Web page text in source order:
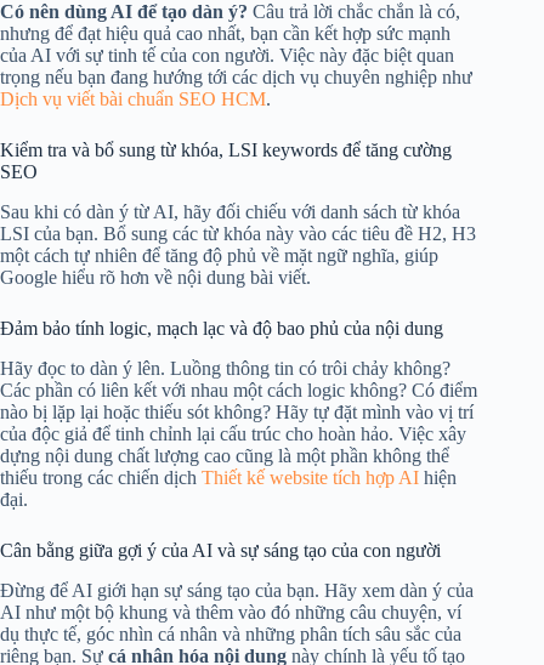
Có nên dùng AI để tạo dàn ý? Câu trả lời chắc chắn là có,
nhưng để đạt hiệu quả cao nhất, bạn cần kết hợp sức mạnh
của AI với sự tinh tế của con người. Việc này đặc biệt quan
trọng nếu bạn đang hướng tới các dịch vụ chuyên nghiệp như
Dịch vụ viết bài chuẩn SEO HCM.
Kiểm tra và bổ sung từ khóa, LSI keywords để tăng cường
SEO
Sau khi có dàn ý từ AI, hãy đối chiếu với danh sách từ khóa
LSI của bạn. Bổ sung các từ khóa này vào các tiêu đề H2, H3
một cách tự nhiên để tăng độ phủ về mặt ngữ nghĩa, giúp
Google hiểu rõ hơn về nội dung bài viết.
Đảm bảo tính logic, mạch lạc và độ bao phủ của nội dung
Hãy đọc to dàn ý lên. Luồng thông tin có trôi chảy không?
Các phần có liên kết với nhau một cách logic không? Có điểm
nào bị lặp lại hoặc thiếu sót không? Hãy tự đặt mình vào vị trí
của độc giả để tinh chỉnh lại cấu trúc cho hoàn hảo. Việc xây
dựng nội dung chất lượng cao cũng là một phần không thể
thiếu trong các chiến dịch Thiết kế website tích hợp AI hiện
đại.
Cân bằng giữa gợi ý của AI và sự sáng tạo của con người
Đừng để AI giới hạn sự sáng tạo của bạn. Hãy xem dàn ý của
AI như một bộ khung và thêm vào đó những câu chuyện, ví
dụ thực tế, góc nhìn cá nhân và những phân tích sâu sắc của
riêng bạn. Sự cá nhân hóa nội dung này chính là yếu tố tạo